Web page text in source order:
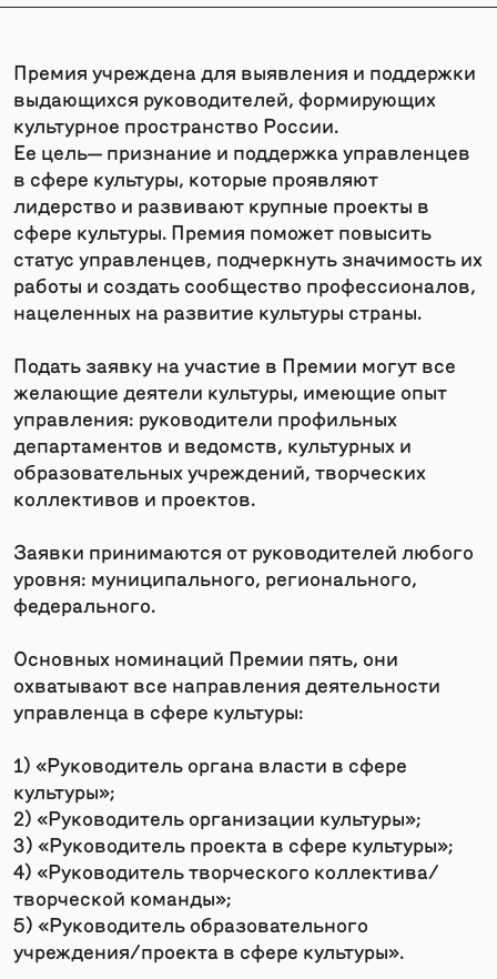
Премия учреждена для выявления и поддержки
выдающихся руководителей, формирующих
культурное пространство России.
Ее цель— признание и поддержка управленцев
в сфере культуры, которые проявляют
лидерство и развивают крупные проекты в
сфере культуры. Премия поможет повысить
статус управленцев, подчеркнуть значимость их
работы и создать сообщество профессионалов,
нацеленных на развитие культуры страны.
Подать заявку на участие в Премии могут все
желающие деятели культуры, имеющие опыт
управления: руководители профильных
департаментов и ведомств, культурных и
образовательных учреждений, творческих
коллективов и проектов.
Заявки принимаются от руководителей любого
уровня: муниципального, регионального,
федерального.
Основных номинаций Премии пять, они
охватывают все направления деятельности
управленца в сфере культуры:
1) «Руководитель органа власти в сфере
культуры»;
2) «Руководитель организации культуры»;
3) «Руководитель проекта в сфере культуры»;
4) «Руководитель творческого коллектива/
творческой команды»;
5) «Руководитель образовательного
учреждения/проекта в сфере культуры».